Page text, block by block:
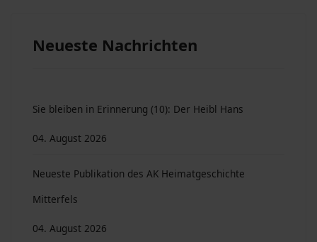
Neueste Nachrichten
Sie bleiben in Erinnerung (10): Der Heibl Hans
04. August 2026
Neueste Publikation des AK Heimatgeschichte
Mitterfels
04. August 2026